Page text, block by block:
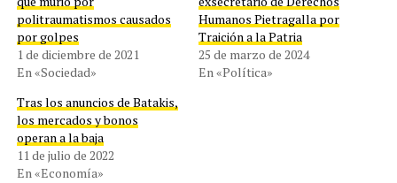
politraumatismos causados
por golpes
1 de diciembre de 2021
En «Sociedad»
Humanos Pietragalla por
Traición a la Patria
25 de marzo de 2024
En «Política»
Tras los anuncios de Batakis,
los mercados y bonos
operan a la baja
11 de julio de 2022
En «Economía»